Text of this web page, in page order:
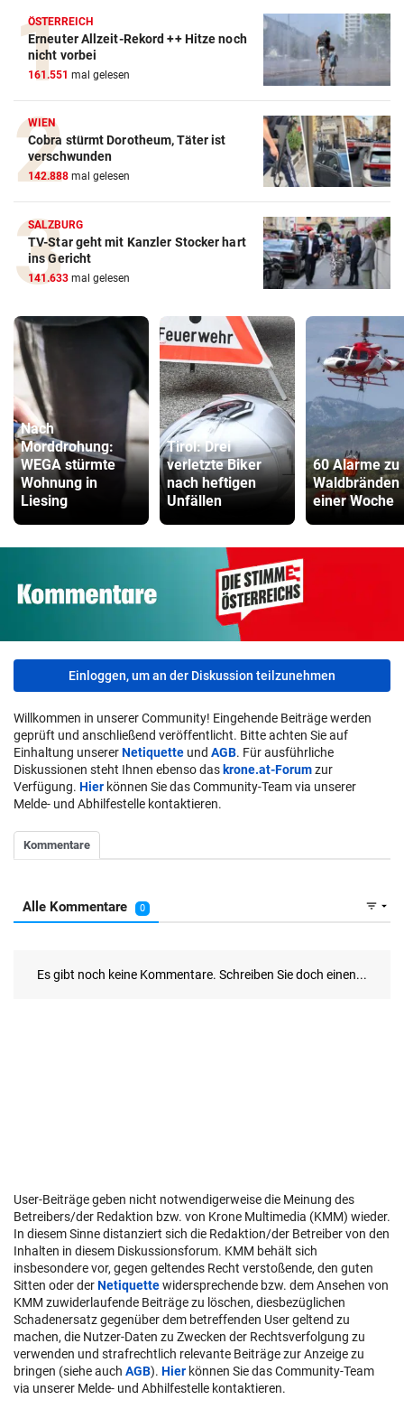
ÖSTERREICH
Erneuter Allzeit-Rekord ++ Hitze noch
nicht vorbei
161.551 mal gelesen
WIEN
Cobra stürmt Dorotheum, Täter ist
verschwunden
142.888 mal gelesen
SALZBURG
TV-Star geht mit Kanzler Stocker hart
ins Gericht
141.633 mal gelesen
Nach
Morddrohung:
WEGA stürmte
Wohnung in
Liesing
Tirol: Drei
verletzte Biker
nach heftigen
Unfällen
60 Alarme zu
Waldbränden
einer Woche
Einloggen, um an der Diskussion teilzunehmen
Willkommen in unserer Community! Eingehende Beiträge werden
geprüft und anschließend veröffentlicht. Bitte achten Sie auf
Einhaltung unsererNetiquette und AGB. Für ausführliche
Diskussionen steht Ihnen ebenso das krone.at-Forumzur
Verfügung. Hier können Sie das Community-Team via unserer
Melde- und Abhilfestelle kontaktieren.
User-Beiträge geben nicht notwendigerweise die Meinung des
Betreibers/der Redaktion bzw. von Krone Multimedia (KMM) wieder.
In diesem Sinne distanziert sich die Redaktion/der Betreiber von den
Inhalten in diesem Diskussionsforum. KMM behält sich
insbesondere vor, gegen geltendes Recht verstoßende, den guten
Sitten oder derNetiquettewidersprechende bzw. dem Ansehen von
KMM zuwiderlaufende Beiträge zu löschen, diesbezüglichen
Schadenersatz gegenüber dem betreffenden User geltend zu
machen, die Nutzer-Daten zu Zwecken der Rechtsverfolgung zu
verwenden und strafrechtlich relevante Beiträge zur Anzeige zu
bringen (siehe auch AGB). Hier können Sie das Community-Team
via unserer Melde- und Abhilfestelle kontaktieren.